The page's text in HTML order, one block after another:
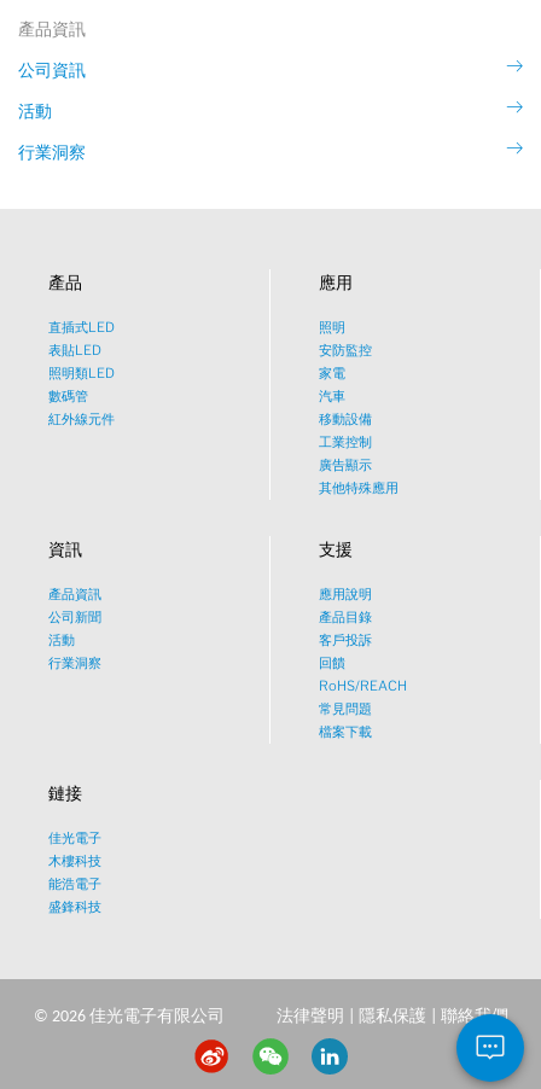
產品資訊
公司資訊
活動
行業洞察
產品
直插式LED
表貼LED
照明類LED
數碼管
紅外線元件
應用
照明
安防監控
家電
汽車
移動設備
工業控制
廣告顯示
其他特殊應用
資訊
產品資訊
公司新聞
活動
行業洞察
支援
應用說明
產品目錄
客戶投訴
回饋
RoHS/REACH
常見問題
檔案下載
鏈接
佳光電子
木樓科技
能浩電子
盛鋒科技
© 2026 佳光電子有限公司 法律聲明 隱私保護 聯絡我們
What would you like to talk